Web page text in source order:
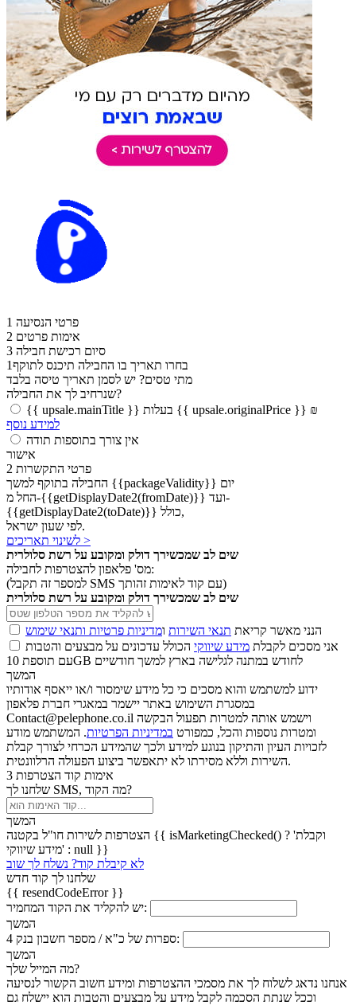
1 פרטי הנסיעה
2 אימות פרטים
3 סיום רכישת חבילה
1בחרו תאריך בו החבילה תיכנס לתוקף
מתי טסים? יש לסמן תאריך טיסה בלבד
שנרחיב לך את החבילה?
{{ upsale.mainTitle }} בעלות {{ upsale.originalPrice }} ₪
למידע נוסף
אין צורך בתוספות תודה
אישור
2 פרטי התקשרות
החבילה בתוקף למשך {{packageValidity}} יום
החל מ-{{getDisplayDate2(fromDate)}} ועד-
{{getDisplayDate2(toDate)}} כולל,
לפי שעון ישראל.
לשינוי תאריכים >
שים לב שמכשירך דולק ומקובע על רשת סלולרית
מס' פלאפון להצטרפות לחבילה:
(למספר זה תקבל SMS עם קוד לאימות זהותך)
שים לב שמכשירך דולק ומקובע על רשת סלולרית
הנני מאשר קריאת תנאי השירות ומדיניות פרטיות ותנאי שימוש
אני מסכים לקבלת מידע שיווקי הכולל עדכונים על מבצעים והטבות
עם תוספת 10GB לחודש במתנה לגלישה בארץ למשך חודשיים
המשך
ידוע למשתמש והוא מסכים כי כל מידע שימסור ו/או ייאסף אודותיו
במסגרת השימוש באתר יישמר במאגרי חברת פלאפון
Contact@pelephone.co.il וישמש אותה למטרות תפעול הבקשה
ומטרות נוספות והכל, כמפורט במדיניות הפרטיות. המשתמש מודע
לזכויות העיון והתיקון בנוגע למידע ולכך שהמידע הכרחי לצורך קבלת
השירות וללא מסירתו לא יתאפשר ביצוע הפעולה הרלוונטית.
3 אימות קוד הצטרפות
שלחנו לך SMS, מה הקוד?
המשך
הצטרפות לשירות חו"ל בקטנה {{ isMarketingChecked() ? 'וקבלת
מידע שיווקי' : null }}
לא קיבלת קוד? נשלח לך שוב
שלחנו לך קוד חדש
{{ resendCodeError }}
יש להקליד את הקוד המחמיר:
המשך
4 ספרות של כ"א / מספר חשבון בנק:
המשך
מה המייל שלך?
אנחנו נדאג לשלוח לך את מסמכי ההצטרפות ומידע חשוב הקשור לנסיעה
וככל שנתת הסכמה לקבל מידע על מבצעים והטבות הוא יישלח גם